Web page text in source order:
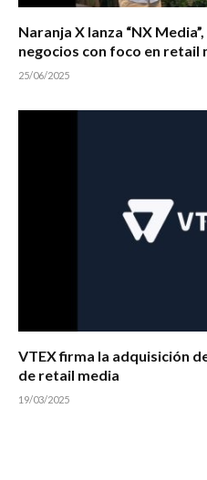
Naranja X lanza “NX
negocios con foco en retail
25/06/2025
VTEX firma la adquisición
de retail media
19/03/2025